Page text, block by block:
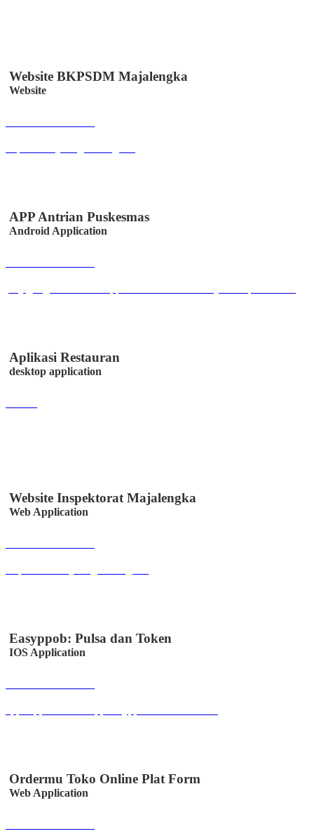
Website BKPSDM Majalengka
Website
APP Antrian Puskesmas
Android Application
Aplikasi Restauran
desktop application
Website Inspektorat Majalengka
Web Application
Easyppob: Pulsa dan Token
IOS Application
Ordermu Toko Online Plat Form
Web Application